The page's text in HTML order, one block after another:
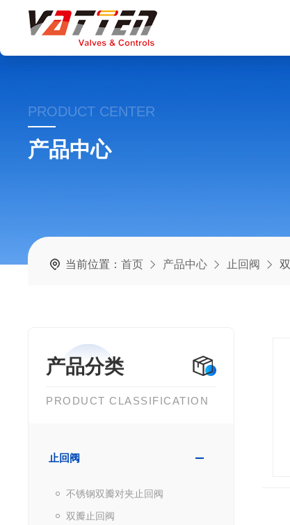
PRODUCT CENTER
产品中心
当前位置：首页 产品中心 止回阀
产品分类
PRODUCT CLASSIFICATION
止回阀
不锈钢双瓣对夹止回阀
双瓣止回阀